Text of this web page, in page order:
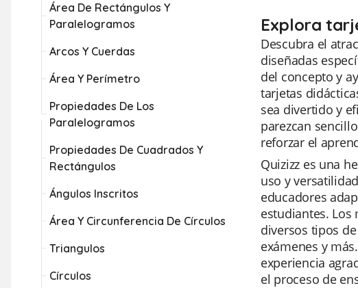
Área De Rectángulos Y
Paralelogramos
Arcos Y Cuerdas
Área Y Perímetro
Propiedades De Los
Paralelogramos
Propiedades De Cuadrados Y
Rectángulos
Ángulos Inscritos
Área Y Circunferencia De Círculos
Triangulos
Círculos
Explora
Descubra el
diseñadas
del concepto y
tarjetas
sea divertido y
parezcan
reforzar el
Quizizz es una
uso y
educadores
estudiantes.
diversos tipos
exámenes y
experiencia
el proceso de